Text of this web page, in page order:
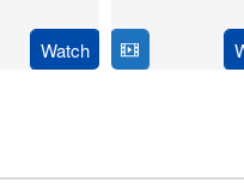
Feb
2025
Thirumeni
Watch
2025
Anil